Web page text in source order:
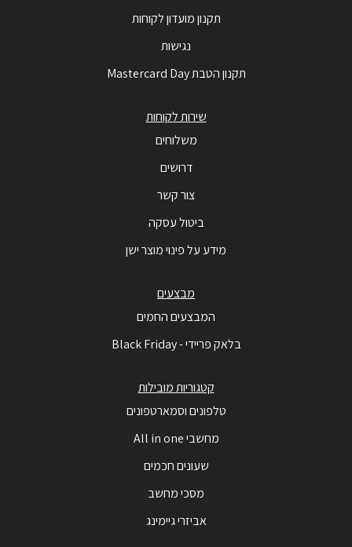
תקנון מועדון לקוחות
נגישות
תקנון הטבת Mastercard Day
שירות לקוחות
משלוחים
דרושים
צור קשר
ביטול עסקה
מידע על פינוי מוצר ישן
מבצעים
המבצעים החמים
בלאק פריידי - Black Friday
קטגוריות מובילות
טלפונים וסמארטפונים
מחשבי All in one
שעונים חכמים
מסכי מחשב
אביזרי גיימינג